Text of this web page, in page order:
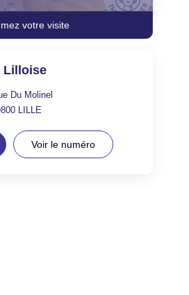
votre visite
Lilloise
Du Molinel
LILLE
Voir le numéro